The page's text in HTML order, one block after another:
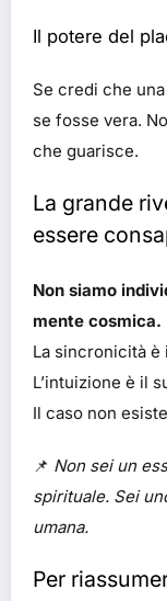
Il potere del
Se credi che
se fosse vera.
che guarisce.
La grande
essere
Non siamo
mente cosmica.
La sincronicità è
L’intuizione è il
Il caso non
📌 Non sei un
spirituale. Sei
umana.
Per